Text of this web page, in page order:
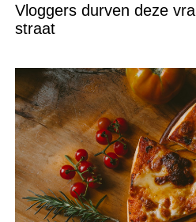
Vloggers durven deze
straat